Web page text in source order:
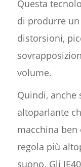
Questa
di produrre
distorsioni,
volume.
Quindi, anche
altoparlante
macchina
regola più
suono. Gli